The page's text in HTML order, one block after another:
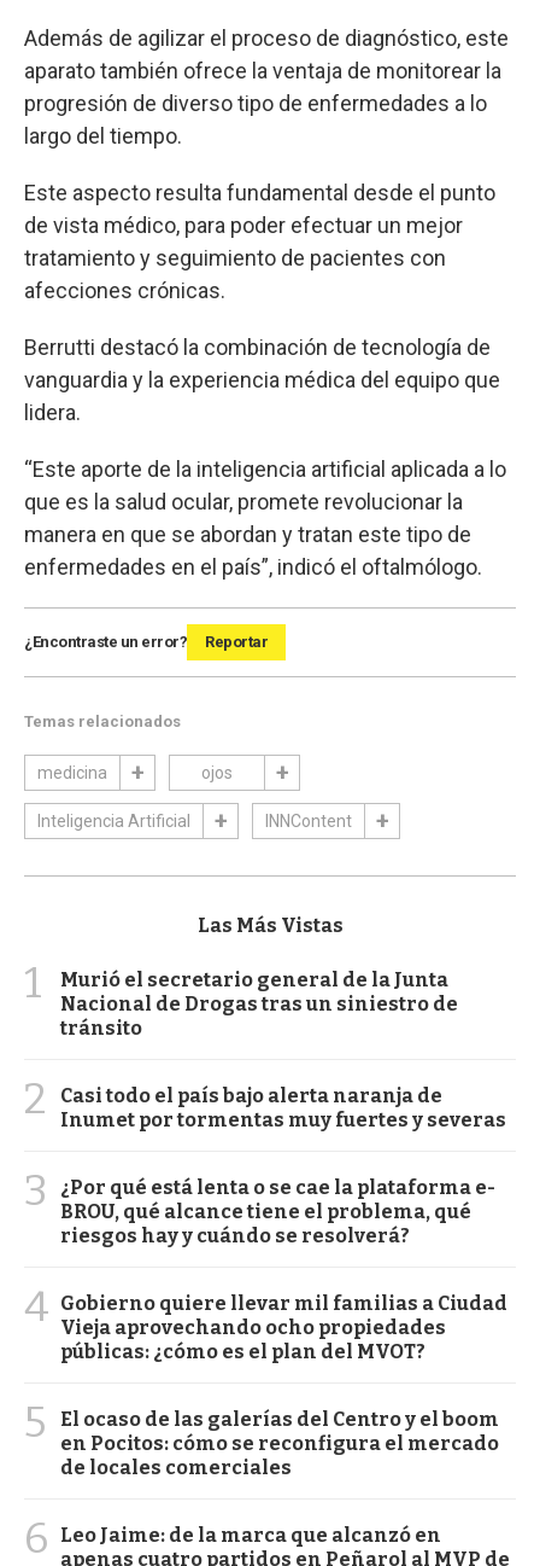
Además de agilizar el proceso de diagnóstico, este
aparato también ofrece la ventaja de monitorear la
progresión de diverso tipo de enfermedades a lo
largo del tiempo.
Este aspecto resulta fundamental desde el punto
de vista médico, para poder efectuar un mejor
tratamiento y seguimiento de pacientes con
afecciones crónicas.
Berrutti destacó la combinación de tecnología de
vanguardia y la experiencia médica del equipo que
lidera.
“Este aporte de la inteligencia artificial aplicada a lo
que es la salud ocular, promete revolucionar la
manera en que se abordan y tratan este tipo de
enfermedades en el país”, indicó el oftalmólogo.
¿Encontraste un error? Reportar
Temas relacionados
medicina ojos
Inteligencia Artificial INNContent
Las Más Vistas
1
Murió el secretario general de la Junta
Nacional de Drogas tras un siniestro de
tránsito
2
Casi todo el país bajo alerta naranja de
Inumet por tormentas muy fuertes y severas
3
¿Por qué está lenta o se cae la plataforma e-
BROU, qué alcance tiene el problema, qué
riesgos hay y cuándo se resolverá?
4 Gobierno quiere llevar mil familias a Ciudad
Vieja aprovechando ocho propiedades
públicas: ¿cómo es el plan del MVOT?
5
El ocaso de las galerías del Centro y el boom
en Pocitos: cómo se reconfigura el mercado
de locales comerciales
6
Leo Jaime: de la marca que alcanzó en
apenas cuatro partidos en Peñarol al MVP de